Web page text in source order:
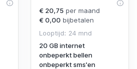
€ 20,75 per maand
€ 0,00 bijbetalen
Looptijd: 24 mnd
20 GB internet
onbeperkt bellen
onbeperkt sms'en